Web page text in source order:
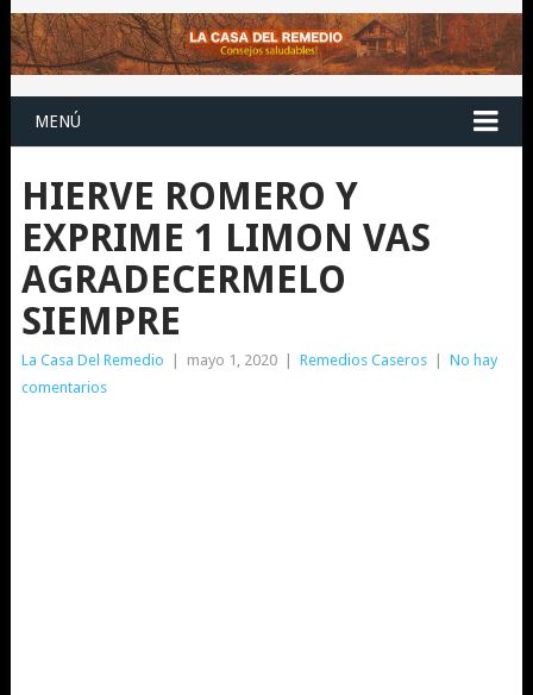
MENÚ
HIERVE ROMERO Y
EXPRIME 1 LIMON VAS
AGRADECERMELO
SIEMPRE
La Casa Del Remedio mayo 1, 2020 Remedios Caseros
No hay
comentarios